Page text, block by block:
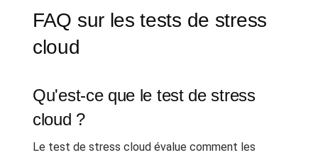
FAQ sur les tests de stress
cloud
Qu'est-ce que le test de stress
cloud ?
Le test de stress cloud évalue comment les